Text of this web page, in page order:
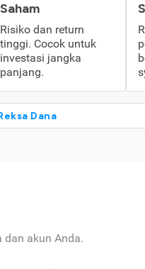
Saham
Risiko dan return
tinggi. Cocok untuk
investasi jangka
panjang.
Dana
akun Anda.